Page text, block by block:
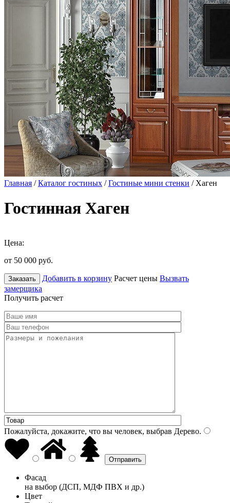
Главная /Каталог гостиных /Гостиные мини стенки / Хаген
Гостинная Хаген
Цена:
от 50 000 руб.
Заказать Добавить в корзину Расчет цены Вызвать
замерщика
Получить расчет
Пожалуйста, докажите, что вы человек, выбрав Дерево.
Фасад
на выбор (ДСП, МДФ ПВХ и др.)
Цвет